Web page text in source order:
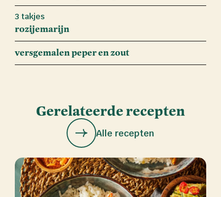
3 takjes
rozijemarijn
versgemalen peper en zout
Gerelateerde recepten
Alle recepten